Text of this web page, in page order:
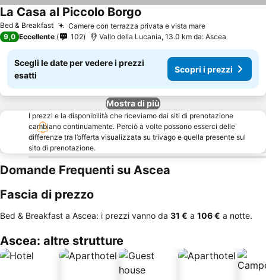
Bed & Breakfast Camere con terrazza privata e vista mare
La Casa al Piccolo Borgo
9,0 Eccellente 102 Vallo della Lucania, 13.0 km da: Ascea
Scegli le date per vedere i prezzi
esatti
Scopri i prezzi
Mostra di più
I prezzi e la disponibilità che riceviamo dai siti di prenotazione
cambiano continuamente. Perciò a volte possono esserci delle
differenze tra l’offerta visualizzata su trivago e quella presente sul
sito di prenotazione.
Domande Frequenti su Ascea
Fascia di prezzo
Bed & Breakfast a Ascea: i prezzi vanno da ‎31 € a ‎106 € a notte.
Ascea: altre strutture